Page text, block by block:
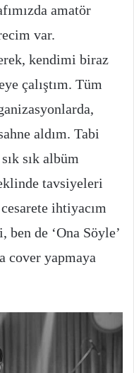
amatör
var.
kendimi biraz
çalıştım. Tüm
aldım. Tabi
sık albüm
tavsiyeleri
ihtiyacım
ben de ‘Ona Söyle’
cover yapmaya